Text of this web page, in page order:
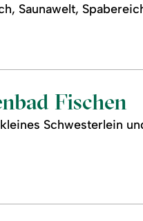
Saunawelt,
Fischen
Schwesterlein